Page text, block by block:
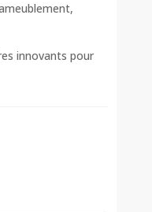
innovants pour